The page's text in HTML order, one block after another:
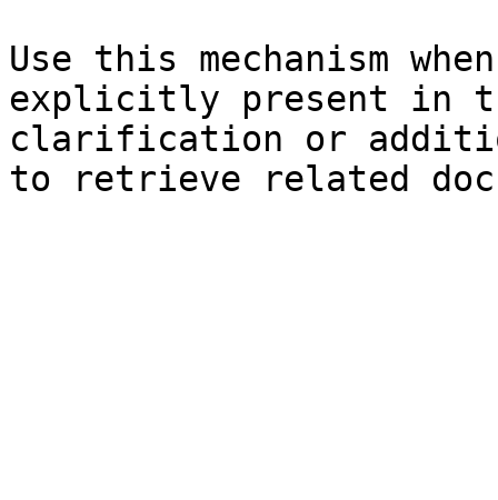
Use this mechanism
explicitly present in
clarification or